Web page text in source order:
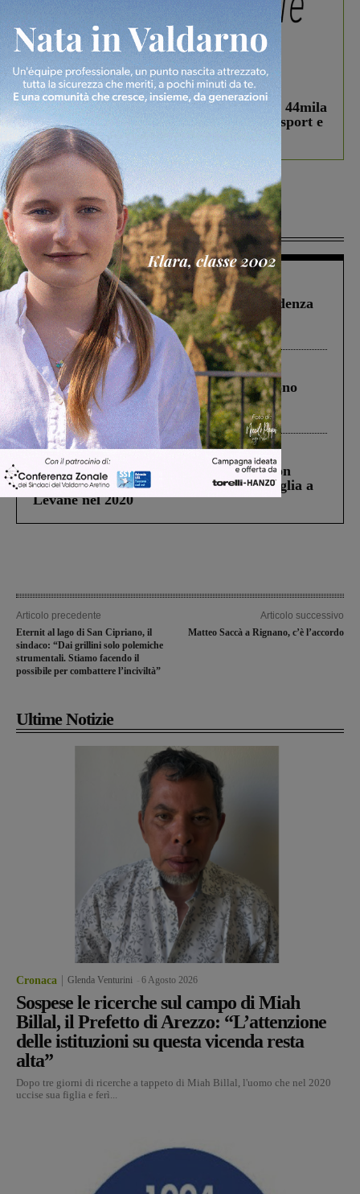
In vetrina 3 Agosto 2026
Estra Notizie agosto: Smart Cities, oltre 44mila
studenti coinvolti, torna il bando per lo sport e
debutta il podcast Estrair
Più lette
Figline Incisa Valdarno 1 Agosto 2026
Piscina di Figline finanziata oltre la scadenza
Pnrr, il gruppo di Fratelli d’Italia: “Un
ringraziamento al Governo”
Cronaca 4 Agosto 2026
Un anno fa la strage in A1 in cui morirono
Gianni, Giulia e Franco. Lo schianto, il
processo, lo stop ai sorpassi fra tir....
Cronaca 3 Agosto 2026
Scomparso da una struttura di Castiglion
Fiorentino l’uomo che aveva ucciso la figlia a
Levane nel 2020
Articolo precedente
Eternit al lago di San Cipriano, il
sindaco: “Dai grillini solo polemiche
strumentali. Stiamo facendo il
possibile per combattere l’inciviltà”
Articolo successivo
Matteo Saccà a Rignano, c’è l’accordo
Ultime Notizie
Cronaca Glenda Venturini 6 Agosto 2026
Sospese le ricerche sul campo di Miah
Billal, il Prefetto di Arezzo: “L’attenzione
delle istituzioni su questa vicenda resta
alta”
Dopo tre giorni di ricerche a tappeto di Miah Billal, l'uomo che nel 2020
uccise sua figlia e ferì...